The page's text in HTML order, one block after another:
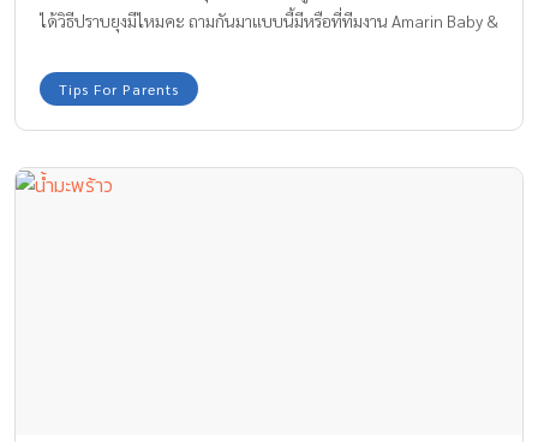
ได้วิธีปราบยุงมีไหมคะ ถามกันมาแบบนี้มีหรือที่ทีมงาน Amarin Baby &
บาป แต่ก็ยังได้ประสิทธิผลดีมากๆ อีกด้วยนะคะ
Tips For Parents